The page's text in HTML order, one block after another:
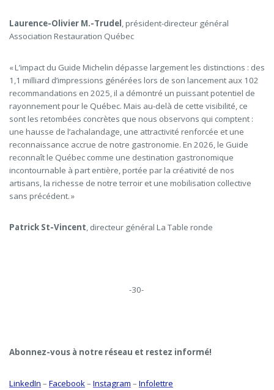
Laurence-Olivier M.-Trudel , président-directeur général
Association Restauration Québec
« L’impact du Guide Michelin dépasse largement les distinctions : des
1,1 milliard d’impressions générées lors de son lancement aux 102
recommandations en 2025, il a démontré un puissant potentiel de
rayonnement pour le Québec. Mais au-delà de cette visibilité, ce
sont les retombées concrètes que nous observons qui comptent :
une hausse de l’achalandage, une attractivité renforcée et une
reconnaissance accrue de notre gastronomie. En 2026, le Guide
reconnaît le Québec comme une destination gastronomique
incontournable à part entière, portée par la créativité de nos
artisans, la richesse de notre terroir et une mobilisation collective
sans précédent. »
Patrick St-Vincent, directeur général La Table ronde
-30-
Abonnez-vous à notre réseau et restez informé!
LinkedIn – Facebook– Instagram – Infolettre